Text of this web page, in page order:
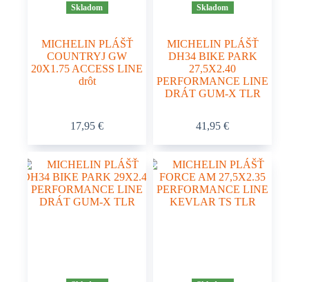
Skladom
MICHELIN PLÁŠŤ
COUNTRYJ GW
20X1.75 ACCESS LINE
drôt
17,95€
Skladom
MICHELIN PLÁŠŤ
DH34 BIKE PARK
27,5X2.40
PERFORMANCE LINE
DRÁT GUM-X TLR
41,95€